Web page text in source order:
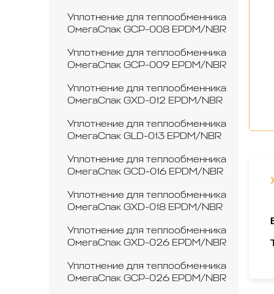
Уплотнение для теплообменника
ОмегаСпак GCP-008 EPDM/NBR
Уплотнение для теплообменника
ОмегаСпак GCP-009 EPDM/NBR
Уплотнение для теплообменника
ОмегаСпак GXD-012 EPDM/NBR
Уплотнение для теплообменника
ОмегаСпак GLD-013 EPDM/NBR
Уплотнение для теплообменника
ОмегаСпак GCD-016 EPDM/NBR
Уплотнение для теплообменника
ОмегаСпак GXD-018 EPDM/NBR
Уплотнение для теплообменника
ОмегаСпак GXD-026 EPDM/NBR
Уплотнение для теплообменника
ОмегаСпак GCP-026 EPDM/NBR